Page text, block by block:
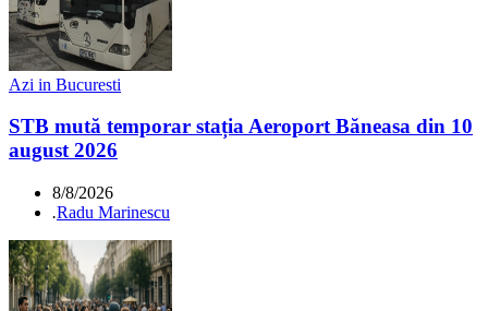
Azi in Bucuresti
STB mută temporar stația Aeroport Băneasa din 10
august 2026
8/8/2026
.Radu Marinescu